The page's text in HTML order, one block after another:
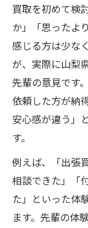
買取を初めて検
か」「思ったよ
感じる方は少な
が、実際に山梨
先輩の意見です
依頼した方が納
安心感が違う」
す。
例えば、「出張
相談できた」「
た」といった体
ます。先輩の体